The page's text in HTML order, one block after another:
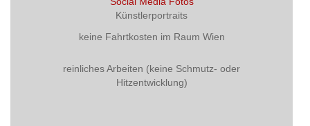
Künstlerportraits
keine Fahrtkosten im Raum Wien
reinliches Arbeiten (keine Schmutz- oder
Hitzentwicklung)